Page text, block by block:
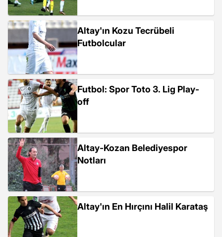
Altay'ın Kozu Tecrübeli
Futbolcular
Futbol: Spor Toto 3. Lig Play-
off
Altay-Kozan Belediyespor
Notları
Altay'ın En Hırçını Halil Karataş